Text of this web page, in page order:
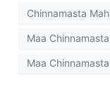
Chinnamasta
Maa
Maa